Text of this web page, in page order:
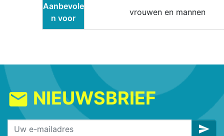
Aanbevole
n voor
vrouwen en mannen
mail NIEUWSBRIEF
send